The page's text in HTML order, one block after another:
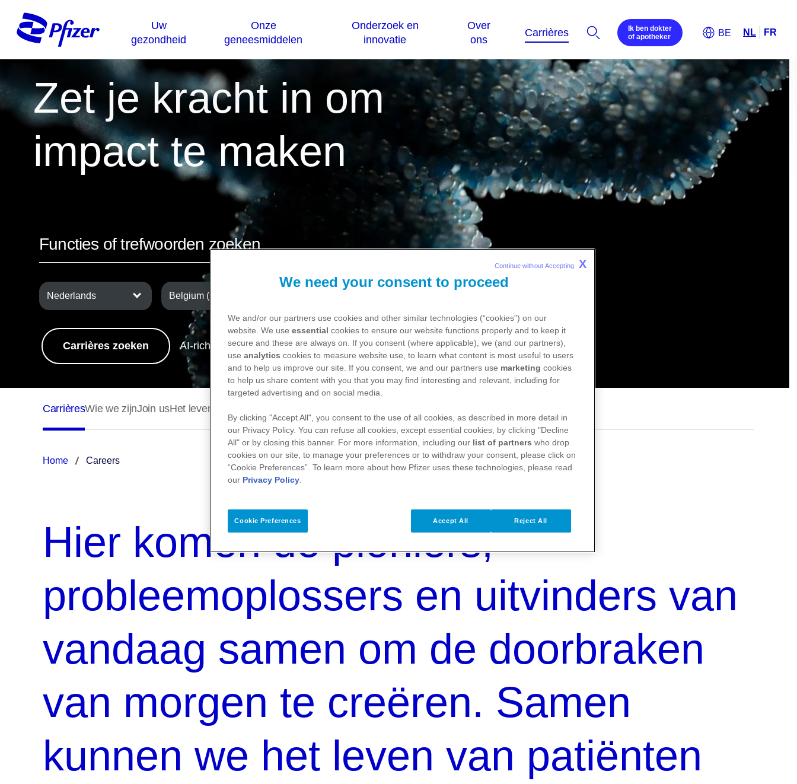
Ik ben dokter
of apotheker
Zet je kracht in om
impact te maken
Nederlands
Carrières zoeken AI-richtlijnen ›
Home Careers
Hier komen de pioniers,
probleemoplossers en uitvinders van
vandaag samen om de doorbraken
van morgen te creëren. Samen
kunnen we het leven van patiënten
We need your consent to proceed
We and/or our partners use cookies and other similar technologies (“cookies”) on our
website. We use essential cookies to ensure our website functions properly and to keep it
secure and these are always on. If you consent (where applicable), we (and our partners),
use analytics cookies to measure website use, to learn what content is most useful to users
and to help us improve our site. If you consent, we and our partners use marketing cookies
to help us share content with you that you may find interesting and relevant, including for
targeted advertising and on social media.
By clicking "Accept All", you consent to the use of all cookies, as described in more detail in
our Privacy Policy. You can refuse all cookies, except essential cookies, by clicking "Decline
All" or by closing this banner. For more information, including our list of partners who drop
cookies on our site, to manage your preferences or to withdraw your consent, please click on
“Cookie Preferences”. To learn more about how Pfizer uses these technologies, please read
our Privacy Policy
Cookie Preferences Reject All
Accept All
Continue without Accepting X